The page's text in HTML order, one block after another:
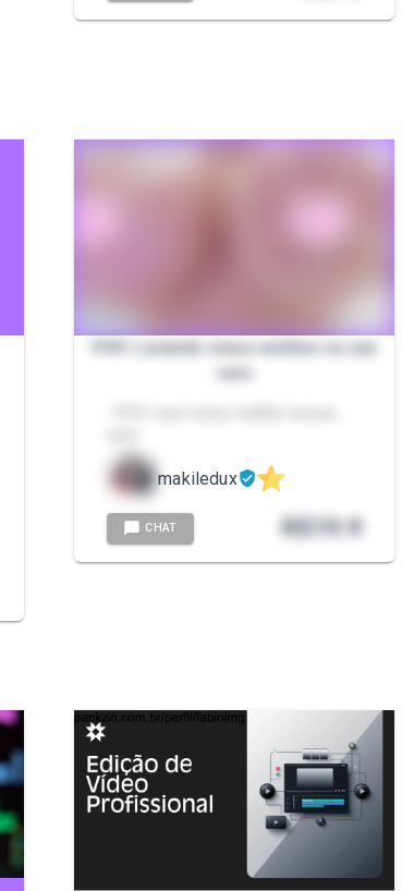
POV: Lavando meus melões na sua
cara
makiledux
CHAT R$19.9